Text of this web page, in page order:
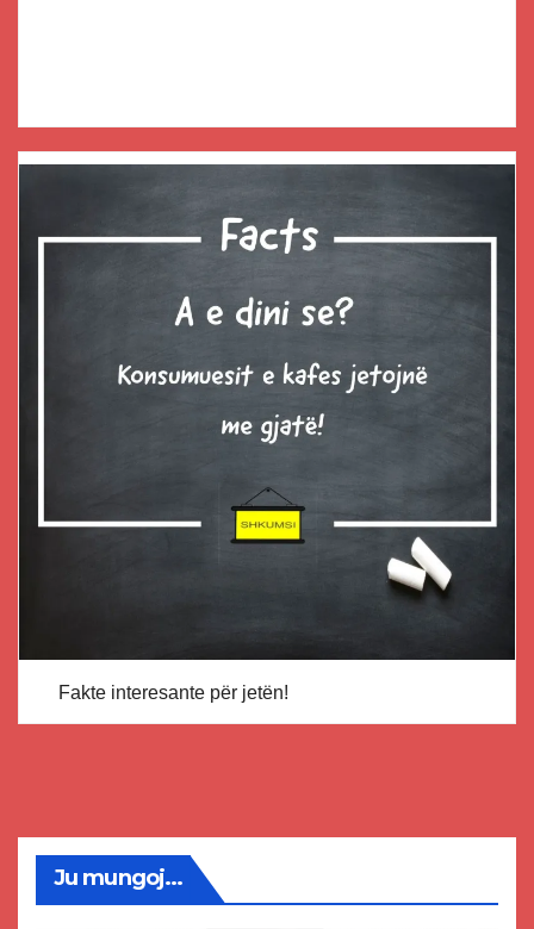
Fakte interesante për jetën!
Ju mungoj...